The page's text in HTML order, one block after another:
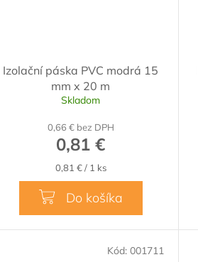
Izolační páska PVC modrá 15
mm x 20 m
Skladom
0,66 € bez DPH
0,81 €
Jednotková
cena:
0,81 € / 1 ks
Do košíka
Kód: 001711